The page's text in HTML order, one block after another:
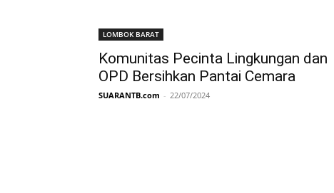
LOMBOK BARAT
Komunitas Pecinta Lingkungan dan
OPD Bersihkan Pantai Cemara
SUARANTB.com - 22/07/2024